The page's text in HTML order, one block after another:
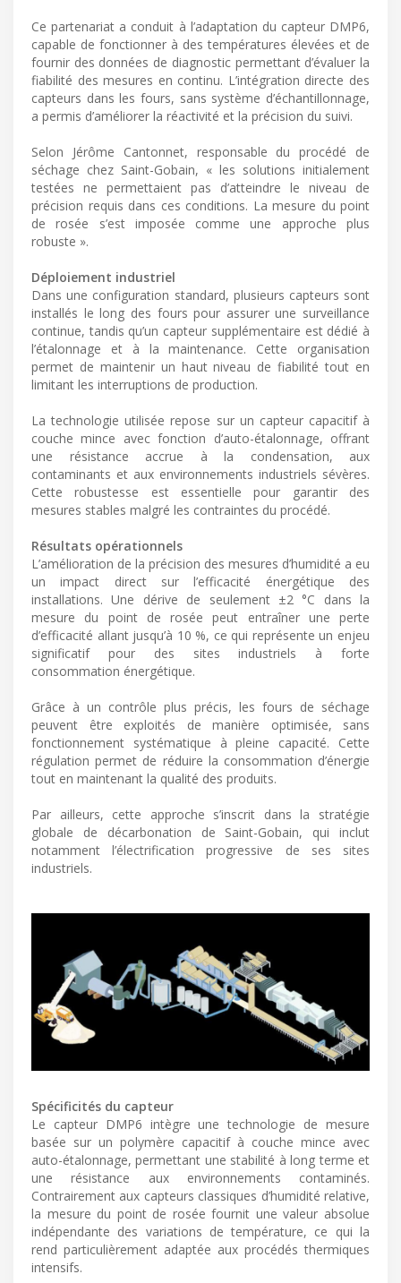
Ce partenariat a conduit à l’adaptation du capteur DMP6,
capable de fonctionner à des températures élevées et de
fournir des données de diagnostic permettant d’évaluer la
fiabilité des mesures en continu. L’intégration directe des
capteurs dans les fours, sans système d’échantillonnage,
a permis d’améliorer la réactivité et la précision du suivi.
Selon Jérôme Cantonnet, responsable du procédé de
séchage chez Saint-Gobain, « les solutions initialement
testées ne permettaient pas d’atteindre le niveau de
précision requis dans ces conditions. La mesure du point
de rosée s’est imposée comme une approche plus
robuste ».
Déploiement industriel
Dans une configuration standard, plusieurs capteurs sont
installés le long des fours pour assurer une surveillance
continue, tandis qu’un capteur supplémentaire est dédié à
l’étalonnage et à la maintenance. Cette organisation
permet de maintenir un haut niveau de fiabilité tout en
limitant les interruptions de production.
La technologie utilisée repose sur un capteur capacitif à
couche mince avec fonction d’auto-étalonnage, offrant
une résistance accrue à la condensation, aux
contaminants et aux environnements industriels sévères.
Cette robustesse est essentielle pour garantir des
mesures stables malgré les contraintes du procédé.
Résultats opérationnels
L’amélioration de la précision des mesures d’humidité a eu
un impact direct sur l’efficacité énergétique des
installations. Une dérive de seulement ±2 °C dans la
mesure du point de rosée peut entraîner une perte
d’efficacité allant jusqu’à 10 %, ce qui représente un enjeu
significatif pour des sites industriels à forte
consommation énergétique.
Grâce à un contrôle plus précis, les fours de séchage
peuvent être exploités de manière optimisée, sans
fonctionnement systématique à pleine capacité. Cette
régulation permet de réduire la consommation d’énergie
tout en maintenant la qualité des produits.
Par ailleurs, cette approche s’inscrit dans la stratégie
globale de décarbonation de Saint-Gobain, qui inclut
notamment l’électrification progressive de ses sites
industriels.
Spécificités du capteur
Le capteur DMP6 intègre une technologie de mesure
basée sur un polymère capacitif à couche mince avec
auto-étalonnage, permettant une stabilité à long terme et
une résistance aux environnements contaminés.
Contrairement aux capteurs classiques d’humidité relative,
la mesure du point de rosée fournit une valeur absolue
indépendante des variations de température, ce qui la
rend particulièrement adaptée aux procédés thermiques
intensifs.